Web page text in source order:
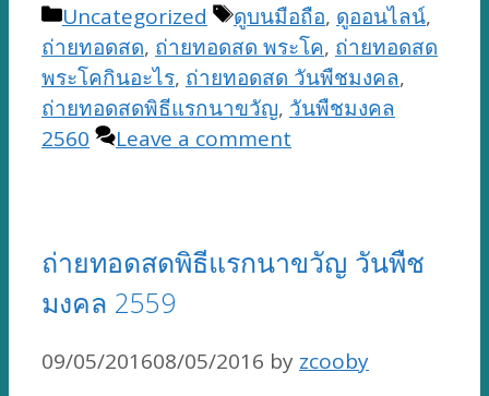
Categories
Uncategorized Tags
ดูบนมือถือ, ดูออนไลน์,
ถ่ายทอดสด, ถ่ายทอดสด พระโค, ถ่ายทอดสด
พระโคกินอะไร, ถ่ายทอดสด วันพืชมงคล,
ถ่ายทอดสดพิธีแรกนาขวัญ, วันพืชมงคล
2560
Leave a comment
ถ่ายทอดสดพิธีแรกนาขวัญ วันพืช
มงคล 2559
09/05/201608/05/2016 by zcooby